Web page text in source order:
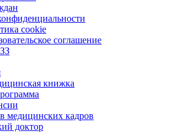
cookie
соглашение
книжка
медицинских кадров
доктор